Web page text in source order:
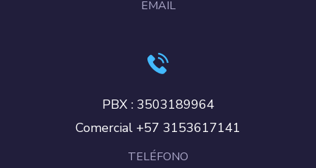
EMAIL
PBX : 3503189964
Comercial +57 3153617141
TELÉFONO